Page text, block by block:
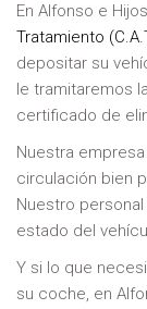
En Alfonso e
Tratamiento
depositar su
le tramitaremos
certificado de
Nuestra
circulación bien
Nuestro
estado del
Y si lo que
su coche, en